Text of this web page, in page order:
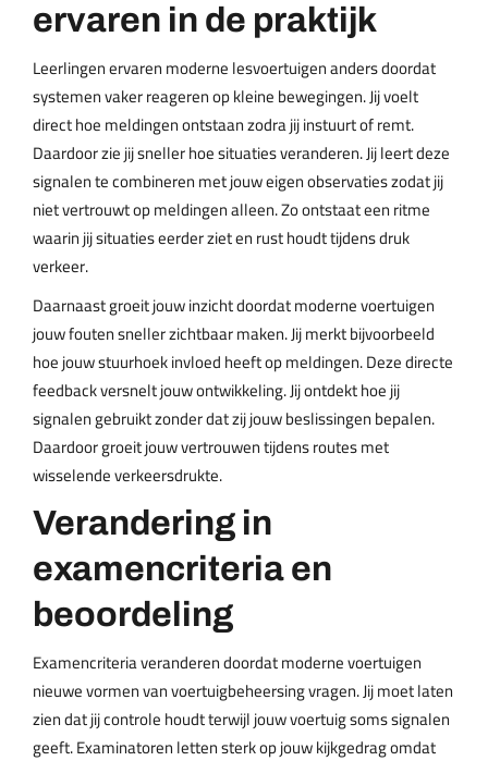
ervaren in de praktijk
Leerlingen ervaren moderne lesvoertuigen anders doordat
systemen vaker reageren op kleine bewegingen. Jij voelt
direct hoe meldingen ontstaan zodra jij instuurt of remt.
Daardoor zie jij sneller hoe situaties veranderen. Jij leert deze
signalen te combineren met jouw eigen observaties zodat jij
niet vertrouwt op meldingen alleen. Zo ontstaat een ritme
waarin jij situaties eerder ziet en rust houdt tijdens druk
verkeer.
Daarnaast groeit jouw inzicht doordat moderne voertuigen
jouw fouten sneller zichtbaar maken. Jij merkt bijvoorbeeld
hoe jouw stuurhoek invloed heeft op meldingen. Deze directe
feedback versnelt jouw ontwikkeling. Jij ontdekt hoe jij
signalen gebruikt zonder dat zij jouw beslissingen bepalen.
Daardoor groeit jouw vertrouwen tijdens routes met
wisselende verkeersdrukte.
Verandering in
examencriteria en
beoordeling
Examencriteria veranderen doordat moderne voertuigen
nieuwe vormen van voertuigbeheersing vragen. Jij moet laten
zien dat jij controle houdt terwijl jouw voertuig soms signalen
geeft. Examinatoren letten sterk op jouw kijkgedrag omdat